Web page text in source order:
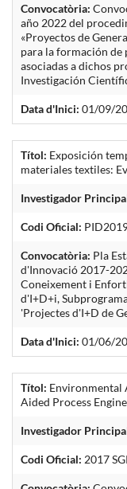
Convocatòria:
año 2022 del
«Proyectos de
para la formación
asociadas a dichos
Investigación
Data d'Inici: 01/09/
Títol: Exposición
materiales textiles:
Investigador
Codi Oficial:
Convocatòria: Pla
d'Innovació 2017-
Coneixement i
d'I+D+i,
'Projectes d'I+D de
Data d'Inici: 01/06/
Títol: Environmental
Aided Process
Investigador
Codi Oficial: 2017